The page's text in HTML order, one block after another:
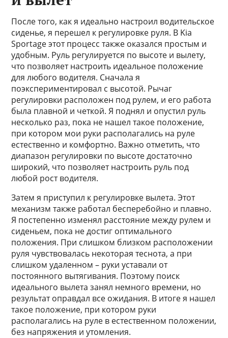
После того, как я идеально настроил водительское
сиденье, я перешел к регулировке руля. В Kia
Sportage этот процесс также оказался простым и
удобным. Руль регулируется по высоте и вылету,
что позволяет настроить идеальное положение
для любого водителя. Сначала я
поэкспериментировал с высотой. Рычаг
регулировки расположен под рулем, и его работа
была плавной и четкой. Я поднял и опустил руль
несколько раз, пока не нашел такое положение,
при котором мои руки располагались на руле
естественно и комфортно. Важно отметить, что
диапазон регулировки по высоте достаточно
широкий, что позволяет настроить руль под
любой рост водителя.
Затем я приступил к регулировке вылета. Этот
механизм также работал бесперебойно и плавно.
Я постепенно изменял расстояние между рулем и
сиденьем, пока не достиг оптимального
положения. При слишком близком расположении
руля чувствовалась некоторая теснота, а при
слишком удаленном – руки уставали от
постоянного вытягивания. Поэтому поиск
идеального вылета занял немного времени, но
результат оправдал все ожидания. В итоге я нашел
такое положение, при котором руки
располагались на руле в естественном положении,
без напряжения и утомления.